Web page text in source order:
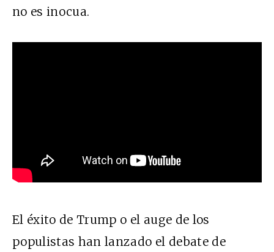
no es inocua.
El éxito de Trump o el auge de los
populistas han lanzado el debate de